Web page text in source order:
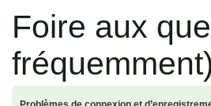
Foire aux
fréquemment)